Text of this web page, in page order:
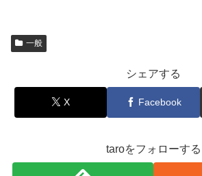
一般
シェアする
X Facebook
taroをフォローする